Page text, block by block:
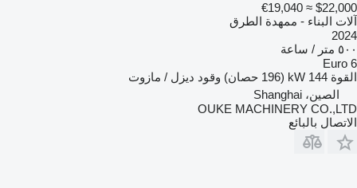
$22,000
≈ €19,040
آلات البناء - ممهدة الطرق
2024
٥٠٠ متر / ساعة
Euro 6
القوة 144 kW (196 حصان) وقود ديزل / مازوت
الصين، Shanghai
OUKE MACHINERY CO.,LTD
الاتصال بالبائع